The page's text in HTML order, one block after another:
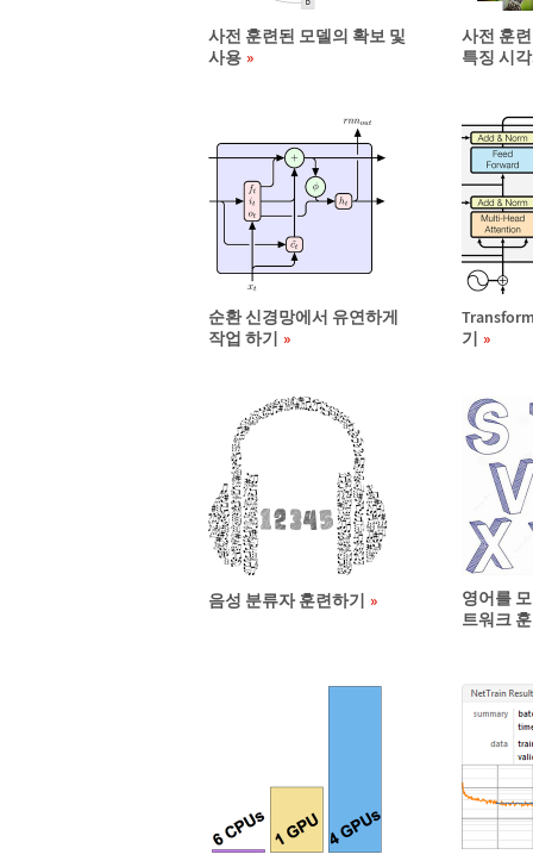
사전 훈련된 모델의 확보 및
사용
사전 훈
특징 시
순환 신경망에서 유연하게
작업 하기
기
음성 분류자 훈련하기
영어를
트워크